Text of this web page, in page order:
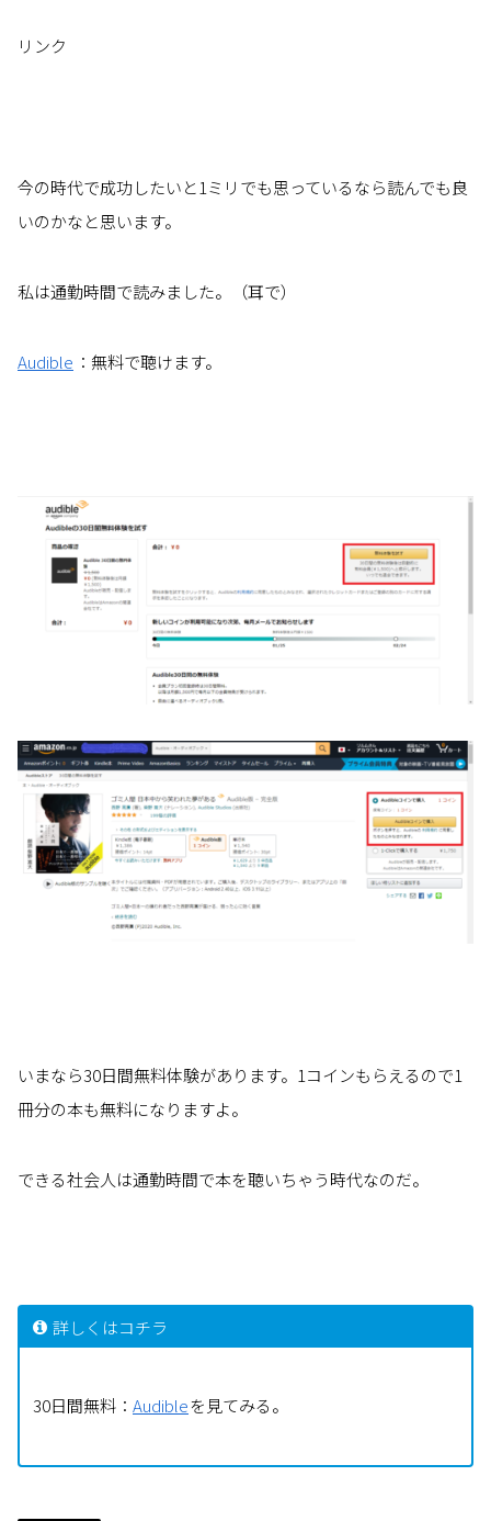
リンク
今の時代で成功したいと1ミリでも思っているなら読んでも良
いのかなと思います。
私は通勤時間で読みました。（耳で）
Audible ：無料で聴けます。
いまなら30日間無料体験があります。1コインもらえるので1
冊分の本も無料になりますよ。
できる社会人は通勤時間で本を聴いちゃう時代なのだ。
詳しくはコチラ
30日間無料： Audibleを見てみる。